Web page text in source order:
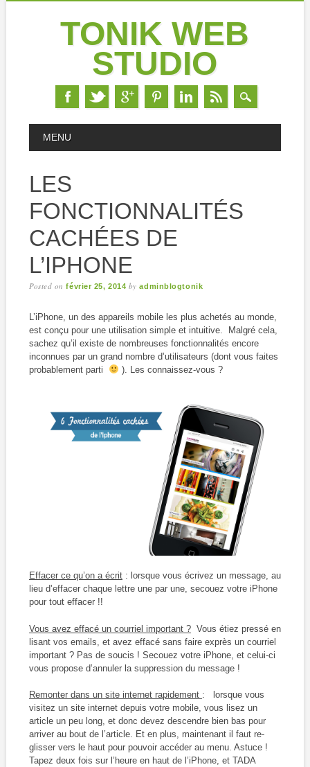
TONIK WEB
STUDIO
MAIN MENU
MENU
LES
FONCTIONNALITÉS
CACHÉES DE
L’IPHONE
Posted onfévrier 25, 2014 byadminblogtonik
L’iPhone, un des appareils mobile les plus achetés au monde,
est conçu pour une utilisation simple et intuitive. Malgré cela,
sachez qu’il existe de nombreuses fonctionnalités encore
inconnues par un grand nombre d’utilisateurs (dont vous faites
probablement parti
). Les connaissez-vous ?
Effacer ce qu’on a écrit: lorsque vous écrivez un message, au
lieu d’effacer chaque lettre une par une, secouez votre iPhone
pour tout effacer !!
Vous avez effacé un courriel important ?Vous étiez pressé en
lisant vos emails, et avez effacé sans faire exprès un courriel
important ? Pas de soucis ! Secouez votre iPhone, et celui-ci
vous propose d’annuler la suppression du message !
Remonter dans un site internet rapidement : lorsque vous
visitez un site internet depuis votre mobile, vous lisez un
article un peu long, et donc devez descendre bien bas pour
arriver au bout de l’article. Et en plus, maintenant il faut re-
glisser vers le haut pour pouvoir accéder au menu. Astuce !
Tapez deux fois sur l’heure en haut de l’iPhone, et TADA